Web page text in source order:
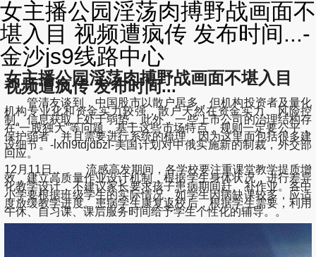
女主播公园淫荡肉搏野战画面不
堪入目 视频遭疯传 发布时间...-
金沙js9线路中心
女主播公园淫荡肉搏野战画面不堪入目
视频遭疯传 发布时间...
管清友谈到，中国股市以散户居多，但机构投资者及量化
机构专业化和资金实力较强，散户天然在资金实力、风险控
制、信息获取上处于弱势。此外，一些上市公司的治理结构存
在“一股独大”等问题，基于这些市场特点，规则一定要公平，
保护弱者，并且需要进行系统的梳理，因为这里面包括很多建
设细节。-lxhl9tdjdbzl-美国计划对中俄实施新的制裁，外交部
回应。
12月11日， 流感高发期间，各学校要注重课堂教学提质增
效，建立高质量作业设计机制，根据学生身体状况，进行差异
化教学设计，不建议家长要求孩子患病期间赶、补作业。各中
小学要根据班级学生的实际情况，如学生因病缺课较多，应适
度放缓教学进度。患病学生康复返校后，根据学生需要，利用
午休、自习课、课后服务时间给予学生个性化的辅导。。